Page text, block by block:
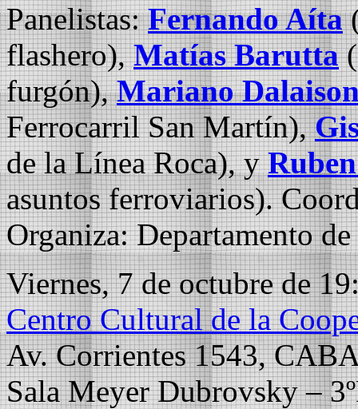
Panelistas:Fernando Aíta
flashero),Matías Barutta
furgón),Mariano
Ferrocarril San Martín),
de la Línea Roca), y
asuntos ferroviarios).
Organiza: Departamento
Viernes, 7 de octubre de
Centro Cultural de la
Av. Corrientes 1543,
Sala Meyer Dubrovsky –